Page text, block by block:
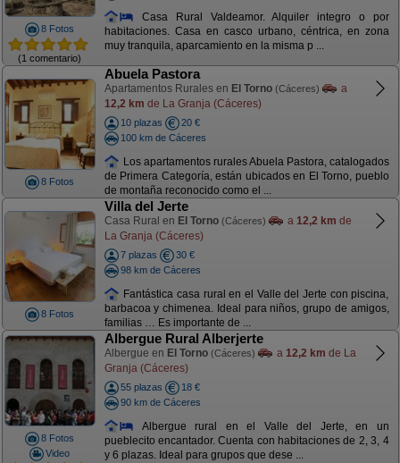
8 Fotos
(1 comentario)
Casa Rural Valdeamor. Alquiler integro o por
habitaciones. Casa en casco urbano, céntrica, en zona
muy tranquila, aparcamiento en la misma p ...
8 Fotos
Abuela Pastora
Apartamentos Rurales en El Torno (Cáceres)
a
12,2 km de La Granja (Cáceres)
10 plazas
20 €
100 km de Cáceres
Los apartamentos rurales Abuela Pastora, catalogados
de Primera Categoría, están ubicados en El Torno, pueblo
de montaña reconocido como el ...
8 Fotos
Villa del Jerte
Casa Rural en El Torno (Cáceres) a 12,2 km de
La Granja (Cáceres)
7 plazas
30 €
98 km de Cáceres
Fantástica casa rural en el Valle del Jerte con piscina,
barbacoa y chimenea. Ideal para niños, grupo de amigos,
familias … Es importante de ...
8 Fotos
Video
Albergue Rural Alberjerte
Albergue en El Torno (Cáceres) a 12,2 km de La
Granja (Cáceres)
55 plazas
18 €
90 km de Cáceres
Albergue rural en el Valle del Jerte, en un
pueblecito encantador. Cuenta con habitaciones de 2, 3, 4
y 6 plazas. Ideal para grupos que dese ...